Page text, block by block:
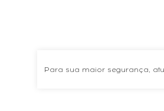
Para sua maior segurança,